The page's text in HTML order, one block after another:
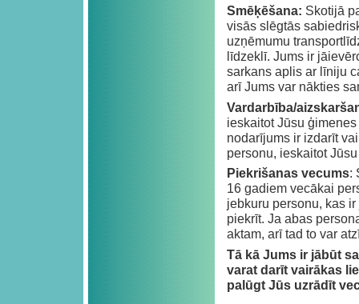
Smēķēšana: Skotijā
visās slēgtās
uzņēmumu
līdzeklī. Jums ir
sarkans aplis ar līniju
arī Jums var nākties
Vardarbība/
ieskaitot Jūsu
nodarījums ir izdarīt
personu, ieskaitot
Piekrišanas vecums:
16 gadiem vecākai
jebkuru personu, kas
piekrīt. Ja abas
aktam, arī tad to var
Tā kā Jums ir jābūt
varat darīt vairākas
palūgt Jūs uzrādīt